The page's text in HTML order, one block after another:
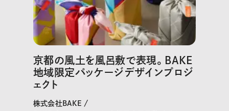
京都の風土を風呂敷で表現。BAKE
地域限定パッケージデザインプロジ
ェクト
株式会社BAKE /